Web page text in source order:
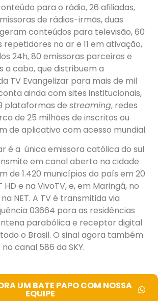
para o rádio, 26 afiliadas,
de rádios-irmãs, duas
conteúdos para televisão, 60
no ar e 11 em ativação,
24h, 80 emissoras parceiras e
a cabo, que distribuem a
TV Evangelizar para mais de mil
ainda com sites institucionais,
plataformas de streaming, redes
de 25 milhões de inscritos ou
de aplicativo com acesso mundial.
é a única emissora católica do sul
em canal aberto na cidade
de 1.420 municípios do país em 20
HD e na VivoTV, e, em Maringá, no
NET. A TV é transmitida via
03664 para as residências
parabólica e receptor digital
o Brasil. O sinal agora também
no canal 586 da SKY.
UM BATE PAPO COM NOSSA
EQUIPE